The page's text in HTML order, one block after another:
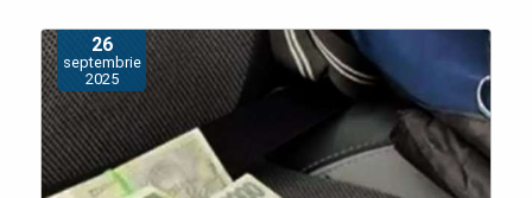
26
septembrie
2025